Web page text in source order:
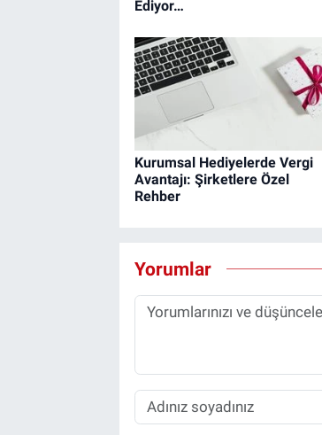
Ediyor…
Kurumsal Hediyelerde Vergi
Avantajı: Şirketlere Özel
Rehber
Yorumlar